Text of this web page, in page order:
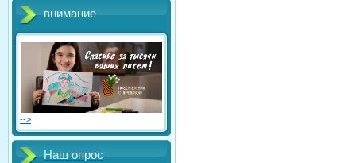
внимание
-->
Наш опрос